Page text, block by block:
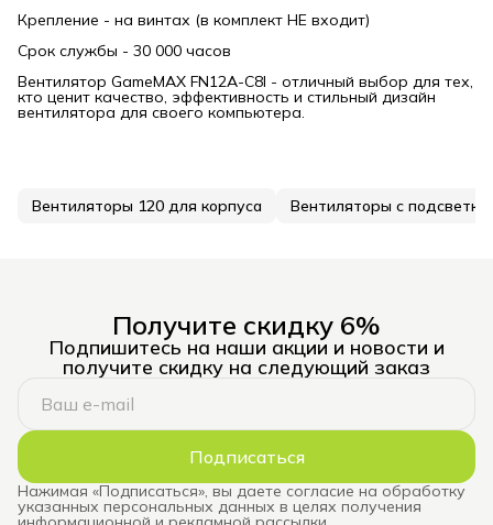
Крепление - на винтах (в комплект НЕ входит)
Срок службы - 30 000 часов
Вентилятор GameMAX FN12A-C8I - отличный выбор для тех,
кто ценит качество, эффективность и стильный дизайн
вентилятора для своего компьютера.
Вентиляторы 120 для корпуса Вентиляторы с
Получите скидку 6%
Подпишитесь на наши акции и новости и
получите скидку на следующий заказ
Подписаться
Нажимая «Подписаться», вы даете согласие на обработку
указанных персональных данных в целях получения